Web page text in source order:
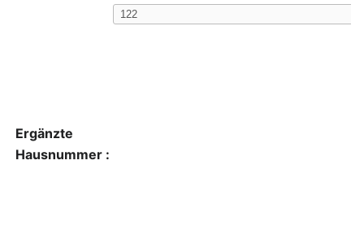
Ergänzte
Hausnummer :